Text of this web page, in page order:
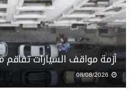
أزمة مواقف السيارات